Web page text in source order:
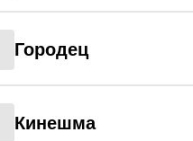
Городец
Кинешма